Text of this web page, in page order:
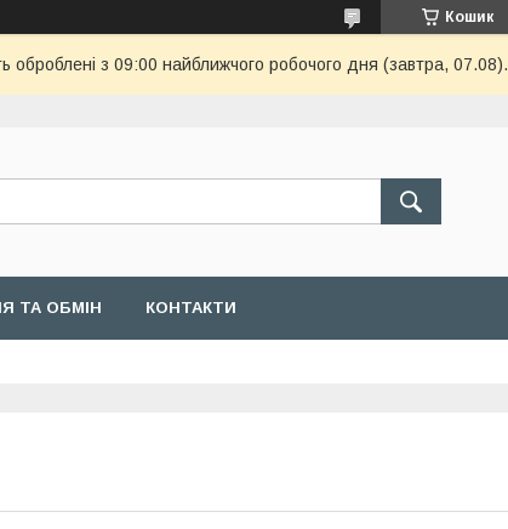
Кошик
оброблені з 09:00 найближчого робочого дня (завтра, 07.08).
ТА ОБМІН КОНТАКТИ